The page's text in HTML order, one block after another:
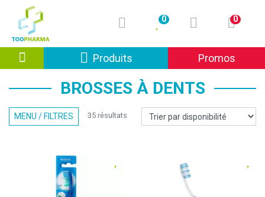
0 0
ProduitsAfficher la navigation
Promos
BROSSES À DENTS
MENU / FILTRES 35 résultats